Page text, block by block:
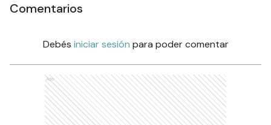
Comentarios
Debés iniciar sesión para poder comentar
Ads